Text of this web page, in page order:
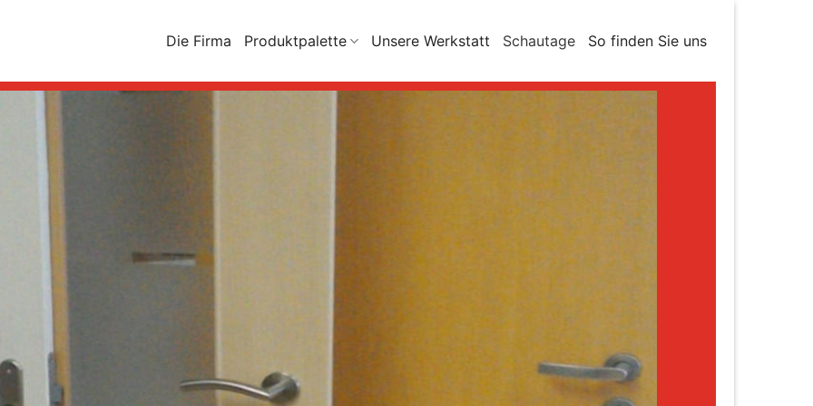
Die Firma Produktpalette Unsere Werkstatt Schautage So finden Sie uns